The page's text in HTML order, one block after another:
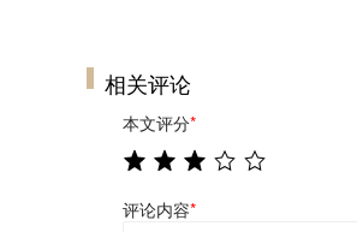
相关评论
本文评分*
评论内容*